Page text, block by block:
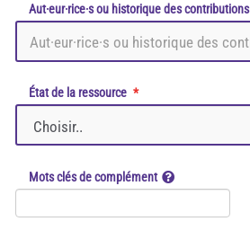
Aut·eur·rice·s ou historique des contributions
État de la ressource
Mots clés de complément